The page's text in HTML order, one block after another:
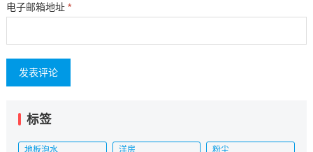
电子邮箱地址 *
标签
地板泡水 洋房 粉尘